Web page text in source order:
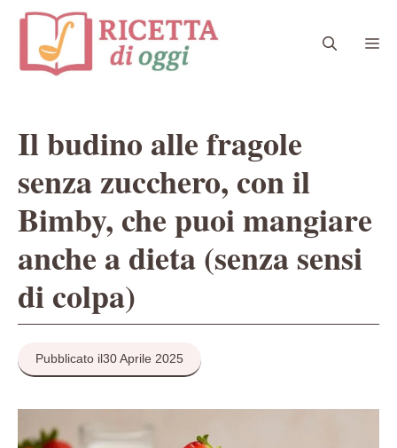
contenuto
Il budino alle fragole
senza zucchero, con il
Bimby, che puoi mangiare
anche a dieta (senza sensi
di colpa)
Pubblicato il30 Aprile 2025